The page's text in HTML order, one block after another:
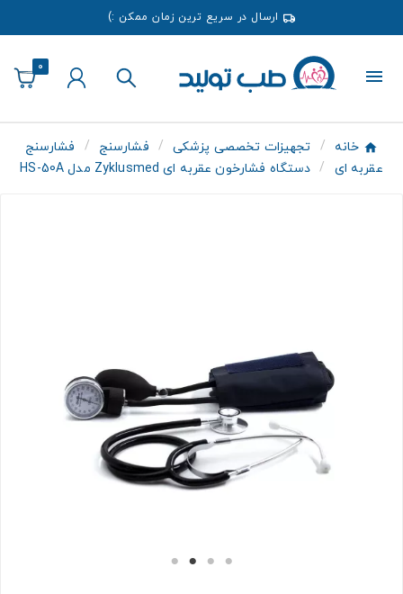
ارسال در سریع ترین زمان ممکن :)
0
خانه تجهیزات تخصصی پزشکی فشارسنج
فشارسنج
عقربه ای
دستگاه فشارخون عقربه ای Zyklusmed مدل HS-50A